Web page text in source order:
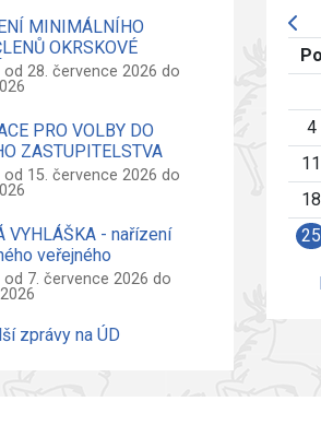
MINIMÁLNÍHO
OKRSKOVÉ
KOMISE - VOLBY DO
OBCE
od 28. července 2026 do
PRO VOLBY DO
ZASTUPITELSTVA
od 15. července 2026 do
VYHLÁŠKA - nařízení
veřejného
návrhu územního plánu
od 7. července 2026 do
zprávy na ÚD
Po
4
11
18
25